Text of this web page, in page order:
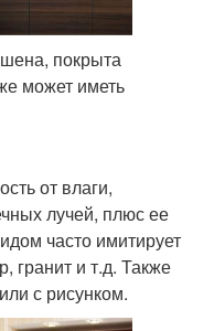
покрыта
может иметь
от влаги,
лучей, плюс ее
часто имитирует
гранит и т.д. Также
с рисунком.